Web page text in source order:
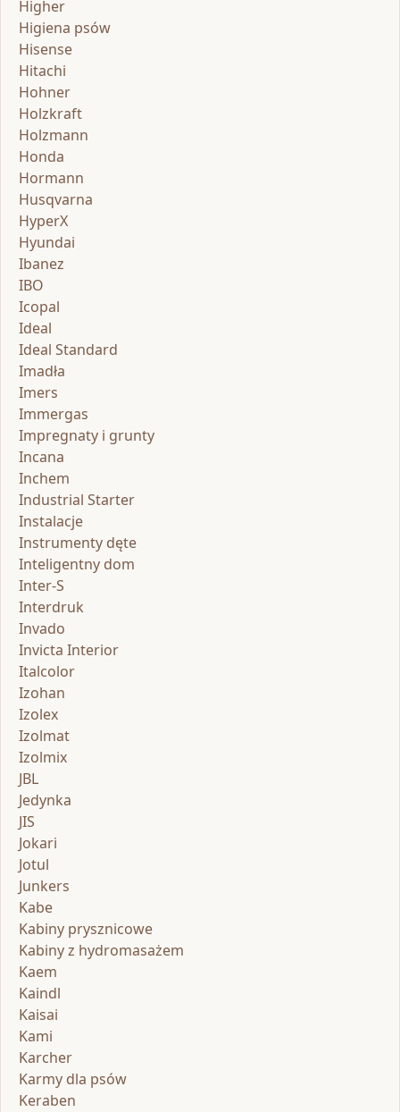
Higher
Higiena psów
Hisense
Hitachi
Hohner
Holzkraft
Holzmann
Honda
Hormann
Husqvarna
HyperX
Hyundai
Ibanez
IBO
Icopal
Ideal
Ideal Standard
Imadła
Imers
Immergas
Impregnaty i grunty
Incana
Inchem
Industrial Starter
Instalacje
Instrumenty dęte
Inteligentny dom
Inter-S
Interdruk
Invado
Invicta Interior
Italcolor
Izohan
Izolex
Izolmat
Izolmix
JBL
Jedynka
JIS
Jokari
Jotul
Junkers
Kabe
Kabiny prysznicowe
Kabiny z hydromasażem
Kaem
Kaindl
Kaisai
Kami
Karcher
Karmy dla psów
Keraben